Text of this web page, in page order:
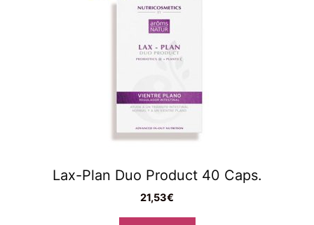
Lax-Plan Duo Product 40 Caps.
21,53€